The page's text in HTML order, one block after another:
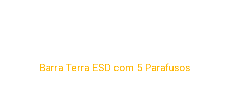
Barra Terra ESD com 5 Parafusos